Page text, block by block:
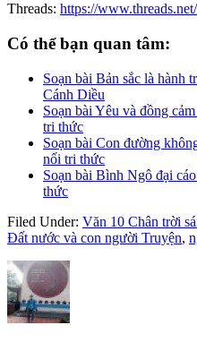
Threads: https://
Có thể bạn quan tâm:
Soạn bài Bản sắc là hành
Cánh Diều
Soạn bài Yêu và đồng
tri thức
Soạn bài Con đường
nối tri thức
Soạn bài Bình Ngô đại
thức
Filed Under: Văn 10 Chân trời
Đất nước và con người Truyện,